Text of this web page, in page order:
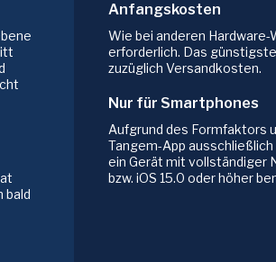
bald
Anfangskosten
Wie bei anderen
erforderlich. Das
zuzüglich Versandkosten.
Nur für Smartphones
Aufgrund des Formfaktors
Tangem-App
ein Gerät mit vollständiger
bzw. iOS 15.0 oder höher